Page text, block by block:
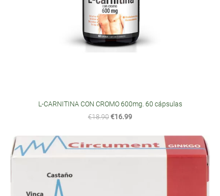
L-CARNITINA CON CROMO 600mg. 60 cápsulas
€18.90€16.99